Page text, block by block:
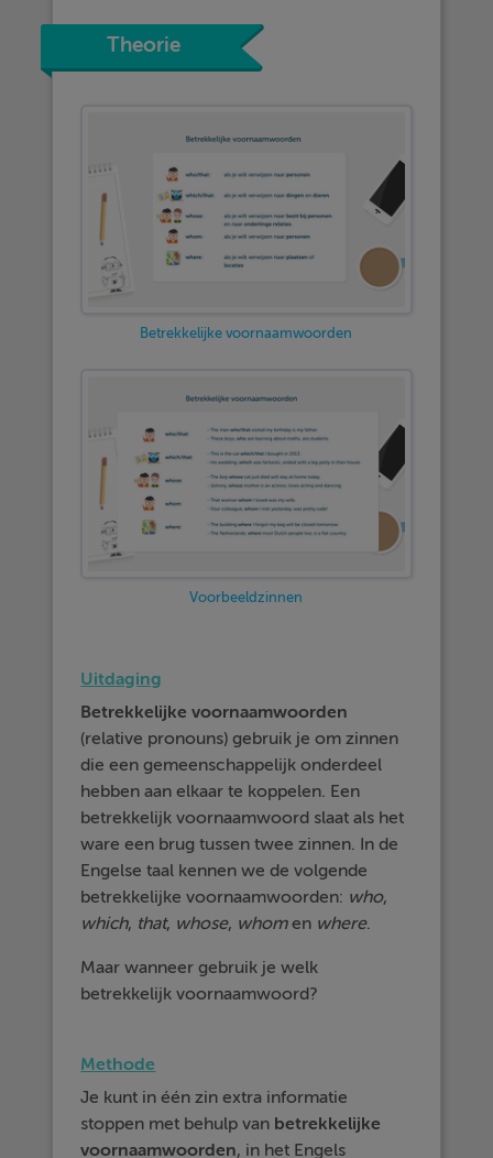
Theorie
Betrekkelijke voornaamwoorden
Voorbeeldzinnen
Uitdaging
Betrekkelijke voornaamwoorden
(relative pronouns) gebruik je om zinnen
die een gemeenschappelijk onderdeel
hebben aan elkaar te koppelen. Een
betrekkelijk voornaamwoord slaat als het
ware een brug tussen twee zinnen. In de
Engelse taal kennen we de volgende
betrekkelijke voornaamwoorden: who,
which, that, whose, whomen where.
Maar wanneer gebruik je welk
betrekkelijk voornaamwoord?
Methode
Je kunt in één zin extra informatie
stoppen met behulp van betrekkelijke
voornaamwoorden, in het Engels